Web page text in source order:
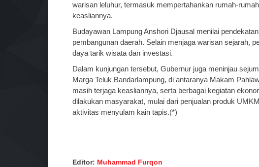
warisan leluhur, termasuk mempertahankan rumah-
keasliannya.
Budayawan Lampung Anshori Djausal menilai
pembangunan daerah. Selain menjaga warisan sejarah,
daya tarik wisata dan investasi.
Dalam kunjungan tersebut, Gubernur juga meninjau
Marga Teluk Bandarlampung, di antaranya Makam
masih terjaga keasliannya, serta berbagai kegiatan
dilakukan masyarakat, mulai dari penjualan produk
aktivitas menyulam kain tapis.(*)
Editor: Muhammad Furqon